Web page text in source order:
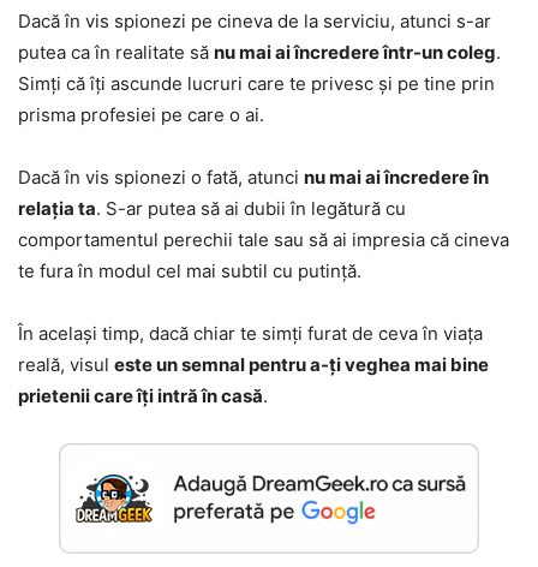
Dacă în vis spionezi pe cineva de la serviciu, atunci s-ar
putea ca în realitate să nu mai ai încredere într-un coleg.
Simți că îți ascunde lucruri care te privesc și pe tine prin
prisma profesiei pe care o ai.
Dacă în vis spionezi o fată, atunci nu mai ai încredere în
relația ta. S-ar putea să ai dubii în legătură cu
comportamentul perechii tale sau să ai impresia că cineva
te fura în modul cel mai subtil cu putință.
În același timp, dacă chiar te simți furat de ceva în viața
reală, visul este un semnal pentru a-ți veghea mai bine
prietenii care îți intră în casă.